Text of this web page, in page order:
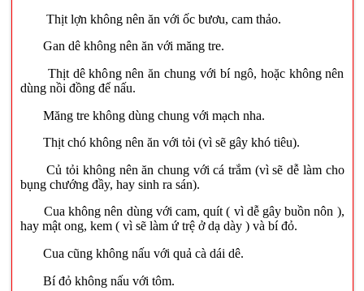
Thịt lợn không nên ăn với ốc bươu, cam thảo.
Gan dê không nên ăn với măng tre.
Thịt dê không nên ăn chung với bí ngô, hoặc không nên
dùng nồi đồng để nấu.
Măng tre không dùng chung với mạch nha.
Thịt chó không nên ăn với tỏi (vì sẽ gây khó tiêu).
Củ tỏi không nên ăn chung với cá trắm (vì sẽ dễ làm cho
bụng chướng đầy, hay sinh ra sán).
Cua không nên dùng với cam, quít ( vì dễ gây buồn nôn ),
hay mật ong, kem ( vì sẽ làm ứ trệ ở dạ dày ) và bí đỏ.
Cua cũng không nấu với quả cà dái dê.
Bí đỏ không nấu với tôm.